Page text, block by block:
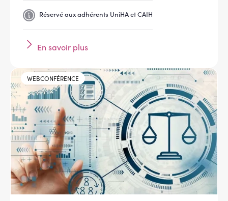
Réservé aux adhérents UniHA et CAIH
En savoir plus
ImageWEBCONFÉRENCE